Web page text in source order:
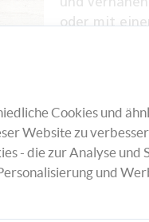
oder mit
offenen Teil
kleinen
einem
Cookies und
Website zu
- die zur Analyse
und